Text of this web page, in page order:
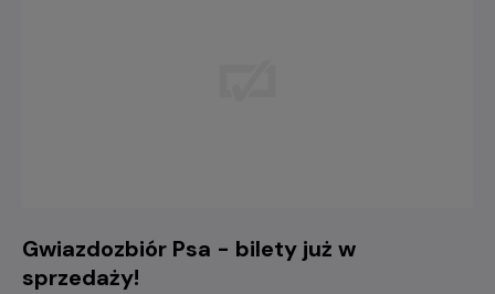
Gwiazdozbiór Psa - bilety już w
sprzedaży!